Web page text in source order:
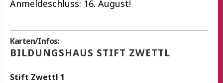
Anmel­de­schluss: 16. August!
Karten/Infos:
BIL­DUNGS­HAUS STIFT ZWETTL
Stift Zwettl 1